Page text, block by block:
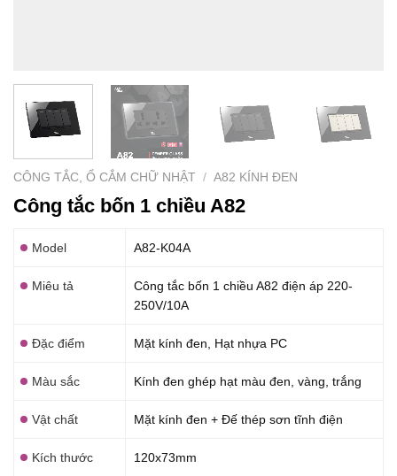
CÔNG TẮC, Ổ CẮM CHỮ NHẬT / A82 KÍNH ĐEN
Công tắc bốn 1 chiều A82
Model A82-K04A
Miêu tả
Công tắc bốn 1 chiều A82 điện áp 220-
250V/10A
Đặc điểm Mặt kính đen, Hạt nhựa PC
Màu sắc Kính đen ghép hạt màu đen, vàng, trắng
Vật chất Mặt kính đen + Đế thép sơn tĩnh điện
Kích thước 120x73mm